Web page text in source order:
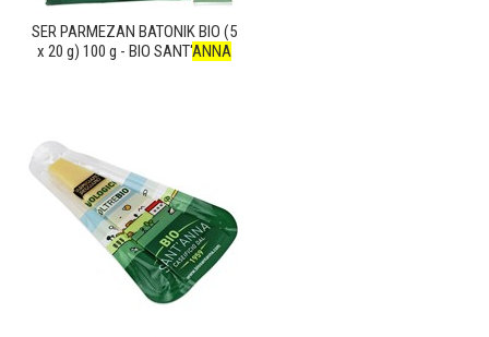
SER PARMEZAN BATONIK BIO (5
x 20 g) 100 g - BIO SANT'ANNA